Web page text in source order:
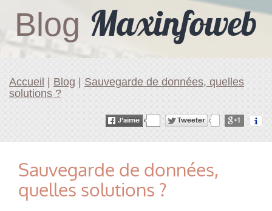
Blog Maxinfoweb
Accueil Blog
Sauvegarde de données, quelles
solutions ?
Sauvegarde de données,
quelles solutions ?